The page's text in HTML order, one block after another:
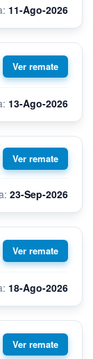
11-Ago-2026
13-Ago-2026
23-Sep-2026
18-Ago-2026